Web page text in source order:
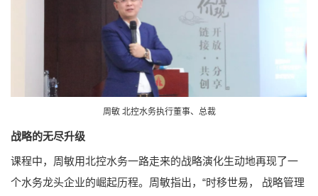
周敏 北控水务执行董事、总裁
战略的无尽升级
课程中，周敏用北控水务一路走来的战略演化生动地再现了一
个水务龙头企业的崛起历程。周敏指出，“时移世易， 战略管理